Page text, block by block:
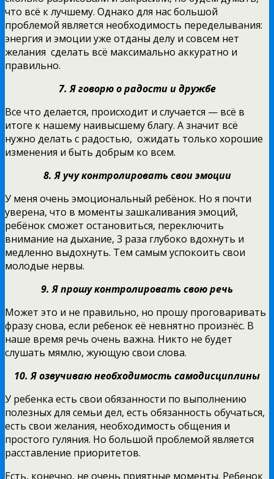
что всё к лучшему. Однако для нас большой
проблемой является необходимость переделывания:
энергия и эмоции уже отданы делу и совсем нет
желания сделать всё максимально аккуратно и
правильно.
7. Я говорю о радости и дружбе
Все что делается, происходит и случается — всё в
итоге к нашему наивысшему благу. А значит всё
нужно делать с радостью, ожидать только хорошие
изменения и быть добрым ко всем.
8. Я учу контролировать свои эмоции
У меня очень эмоциональный ребёнок. Но я почти
уверена, что в моменты зашкаливания эмоций,
ребёнок сможет остановиться, переключить
внимание на дыхание, 3 раза глубоко вдохнуть и
медленно выдохнуть. Тем самым успокоить свои
молодые нервы.
9. Я прошу контролировать свою речь
Может это и не правильно, но прошу проговаривать
фразу снова, если ребенок её невнятно произнёс. В
наше время речь очень важна. Никто не будет
слушать мямлю, жующую свои слова.
10. Я озвучиваю необходимость самодисциплины
У ребенка есть свои обязанности по выполнению
полезных для семьи дел, есть обязанность обучаться,
есть свои желания, необходимость общения и
простого гуляния. Но большой проблемой является
расставление приоритетов.
Есть, конечно, не очень приятные моменты. Ребенок